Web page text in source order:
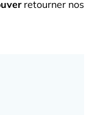
retourner nos